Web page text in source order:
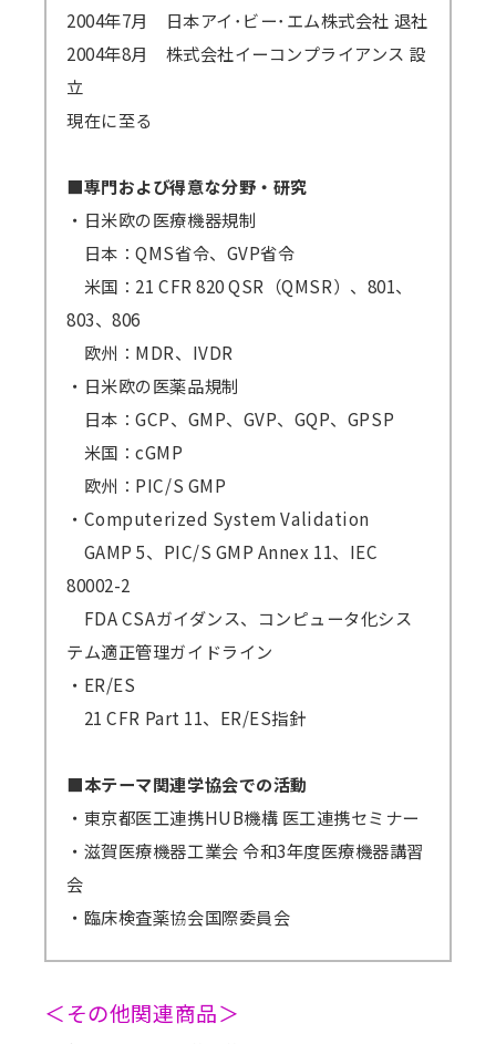
2004年7月 日本アイ･ビー･エム株式会社 退社
2004年8月 株式会社イーコンプライアンス 設
立
現在に至る
■専門および得意な分野・研究
・日米欧の医療機器規制
日本：QMS省令、GVP省令
米国：21 CFR 820 QSR（QMSR）、801、
803、806
欧州：MDR、IVDR
・日米欧の医薬品規制
日本：GCP、GMP、GVP、GQP、GPSP
米国：cGMP
欧州：PIC/S GMP
・Computerized System Validation
GAMP 5、PIC/S GMP Annex 11、IEC
80002-2
FDA CSAガイダンス、コンピュータ化シス
テム適正管理ガイドライン
・ER/ES
21 CFR Part 11、ER/ES指針
■本テーマ関連学協会での活動
・東京都医工連携HUB機構 医工連携セミナー
・滋賀医療機器工業会 令和3年度医療機器講習
会
・臨床検査薬協会国際委員会
＜その他関連商品＞